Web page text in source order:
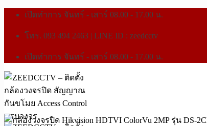
เปิดทำการ จันทร์ - เสาร์ 08.00 - 17.00 น.
โทร. 093 494 2463 | LINE ID : zeedcctv
เปิดทำการ จันทร์ - เสาร์ 08.00 - 17.00 น.